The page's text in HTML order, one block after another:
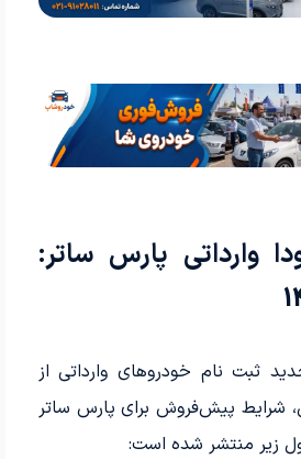
وارداتی پارس ساتر:
ثبت نام خودروهای وارداتی از
شرایط پیش‌فروش برای پارس ساتر
زیر منتشر شده است: